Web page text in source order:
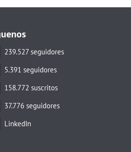
239.527 seguidores
5.391 seguidores
158.772 suscritos
37.776 seguidores
LinkedIn